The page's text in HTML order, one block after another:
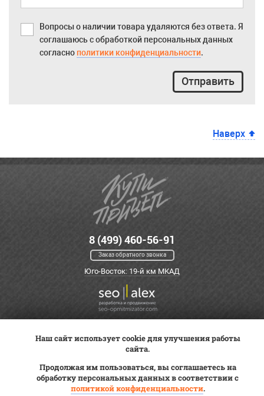
Вопросы о наличии товара удаляются без ответа. Я
соглашаюсь с обработкой персональных данных
согласно политики конфиденциальности.
Отправить
Наверх
8 (499) 460-56-91
Заказ обратного звонка
Юго-Восток: 19-й км МКАД
Постановка на учет
Трейд-ин
Статьи
ВК Видео
Наш сайт использует cookie для улучшения работы
сайта.
Продолжая им пользоваться, вы соглашаетесь на
обработку персональных данных в соответствии с
политикой конфиденциальности.